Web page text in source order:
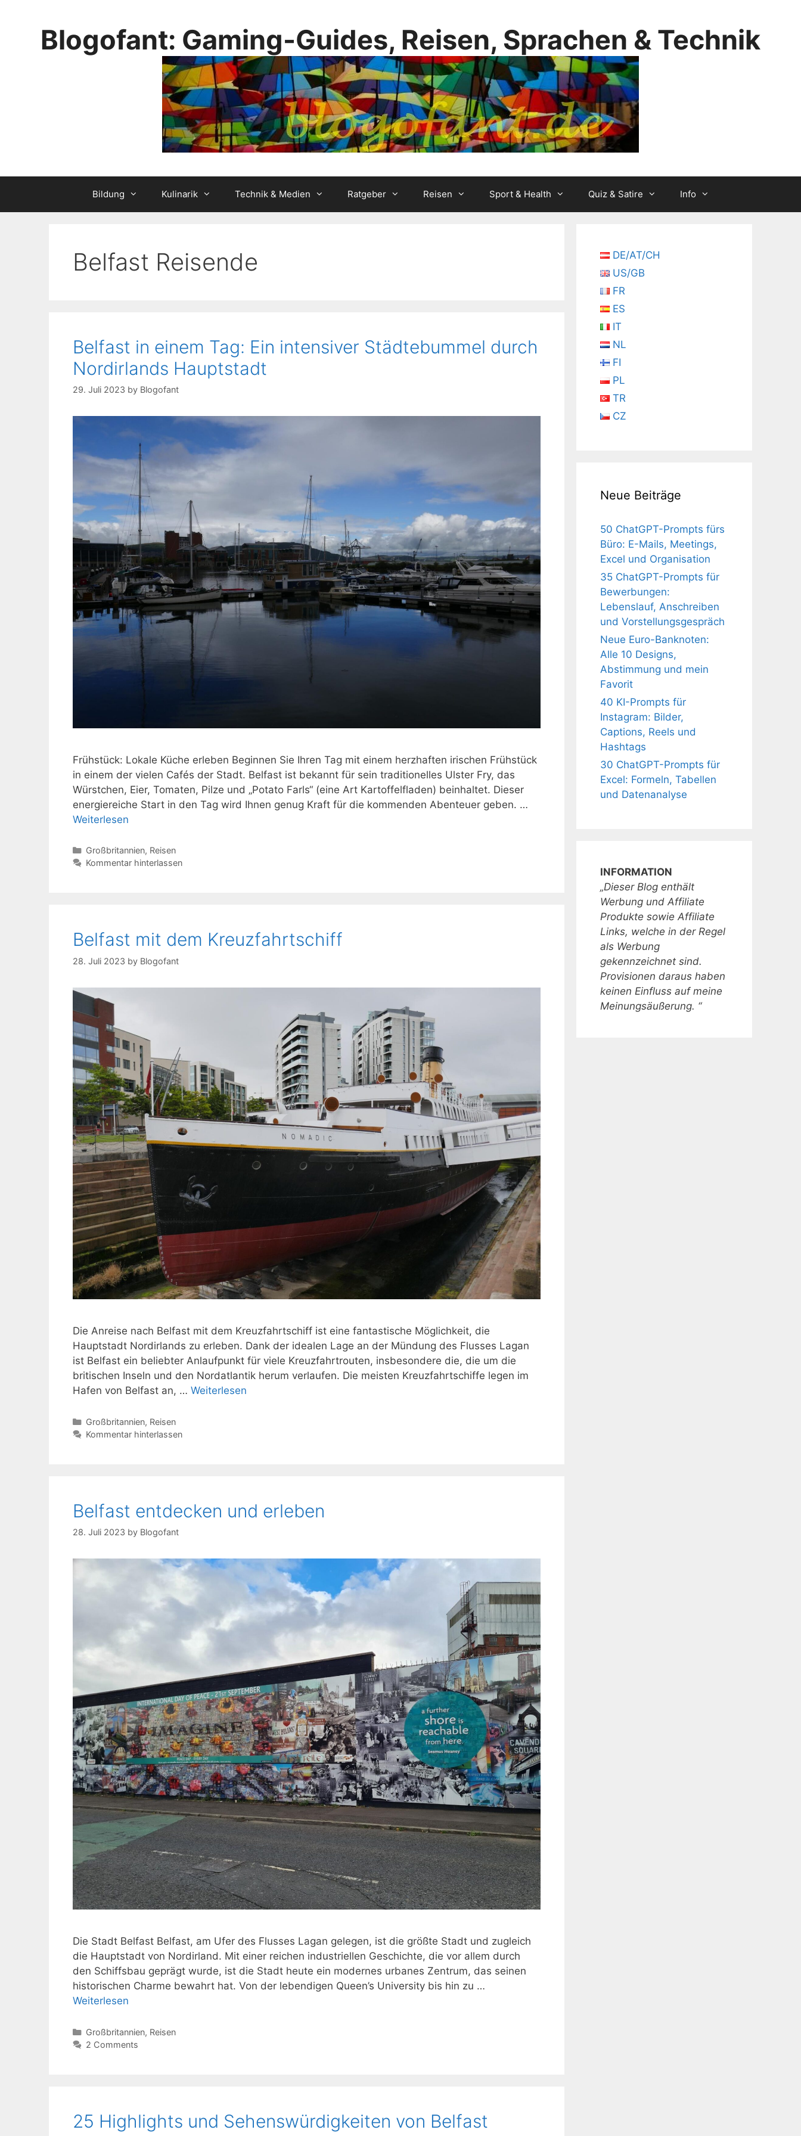
Blogofant: Gaming-Guides, Reisen, Sprachen & Technik
Bildung Kulinarik Technik & Medien Ratgeber Reisen Sport & Health Quiz & Satire Info
Belfast Reisende
Belfast in einem Tag: Ein intensiver Städtebummel durch
Nordirlands Hauptstadt
29. Juli 2023 by Blogofant
Frühstück: Lokale Küche erleben Beginnen Sie Ihren Tag mit einem herzhaften irischen Frühstück
in einem der vielen Cafés der Stadt. Belfast ist bekannt für sein traditionelles Ulster Fry, das
Würstchen, Eier, Tomaten, Pilze und „Potato Farls“ (eine Art Kartoffelfladen) beinhaltet. Dieser
energiereiche Start in den Tag wird Ihnen genug Kraft für die kommenden Abenteuer geben. …
Weiterlesen
Kategorien
Großbritannien, Reisen
Kommentar hinterlassen
Belfast mit dem Kreuzfahrtschiff
28. Juli 2023 by Blogofant
Die Anreise nach Belfast mit dem Kreuzfahrtschiff ist eine fantastische Möglichkeit, die
Hauptstadt Nordirlands zu erleben. Dank der idealen Lage an der Mündung des Flusses Lagan
ist Belfast ein beliebter Anlaufpunkt für viele Kreuzfahrtrouten, insbesondere die, die um die
britischen Inseln und den Nordatlantik herum verlaufen. Die meisten Kreuzfahrtschiffe legen im
Hafen von Belfast an, … Weiterlesen
Kategorien
Großbritannien, Reisen
Kommentar hinterlassen
Belfast entdecken und erleben
28. Juli 2023 by Blogofant
Die Stadt Belfast Belfast, am Ufer des Flusses Lagan gelegen, ist die größte Stadt und zugleich
die Hauptstadt von Nordirland. Mit einer reichen industriellen Geschichte, die vor allem durch
den Schiffsbau geprägt wurde, ist die Stadt heute ein modernes urbanes Zentrum, das seinen
historischen Charme bewahrt hat. Von der lebendigen Queen’s University bis hin zu …
Weiterlesen
Kategorien
Großbritannien, Reisen
2 Comments
25 Highlights und Sehenswürdigkeiten von Belfast
DE/AT/CH
US/GB
FR
ES
IT
NL
FI
PL
TR
CZ
Neue Beiträge
50 ChatGPT-Prompts fürs
Büro: E-Mails, Meetings,
Excel und Organisation
35 ChatGPT-Prompts für
Bewerbungen:
Lebenslauf, Anschreiben
und Vorstellungsgespräch
Neue Euro-Banknoten:
Alle 10 Designs,
Abstimmung und mein
Favorit
40 KI-Prompts für
Instagram: Bilder,
Captions, Reels und
Hashtags
30 ChatGPT-Prompts für
Excel: Formeln, Tabellen
und Datenanalyse
INFORMATION
„Dieser Blog enthält
Werbung und Affiliate
Produkte sowie Affiliate
Links, welche in der Regel
als Werbung
gekennzeichnet sind.
Provisionen daraus haben
keinen Einfluss auf meine
Meinungsäußerung. “